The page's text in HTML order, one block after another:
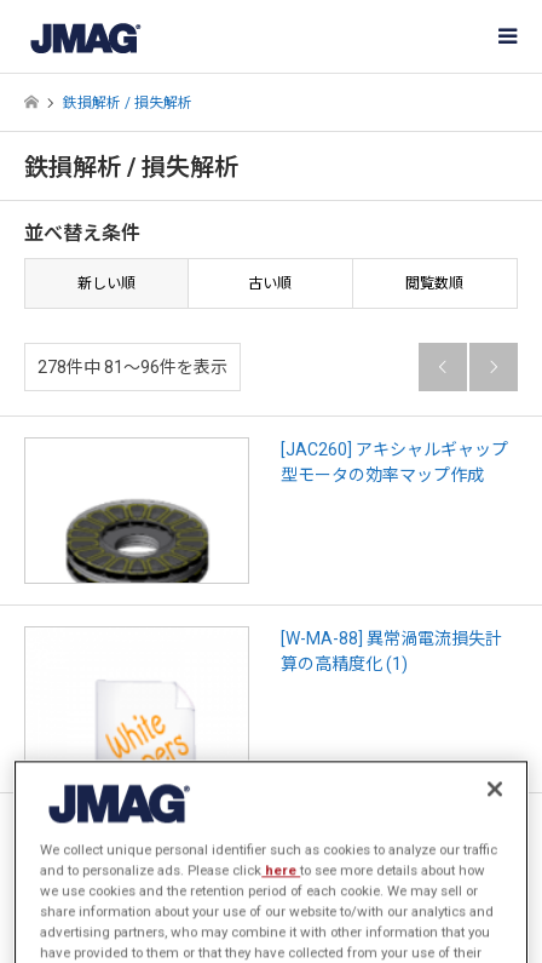
鉄損解析 / 損失解析
鉄損解析 / 損失解析
並べ替え条件
新しい順 古い順 閲覧数順
278件中 81〜96件を表示  
[JAC260] アキシャルギャップ
型モータの効率マップ作成
[W-MA-88] 異常渦電流損失計
算の高精度化 (1)
したIPMモータの鉄損解析
We collect unique personal identifier such as cookies to analyze our traffic
and to personalize ads. Please click hereto see more details about how
we use cookies and the retention period of each cookie. We may sell or
share information about your use of our website to/with our analytics and
advertising partners, who may combine it with other information that you
have provided to them or that they have collected from your use of their